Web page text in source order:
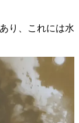
り、これには水